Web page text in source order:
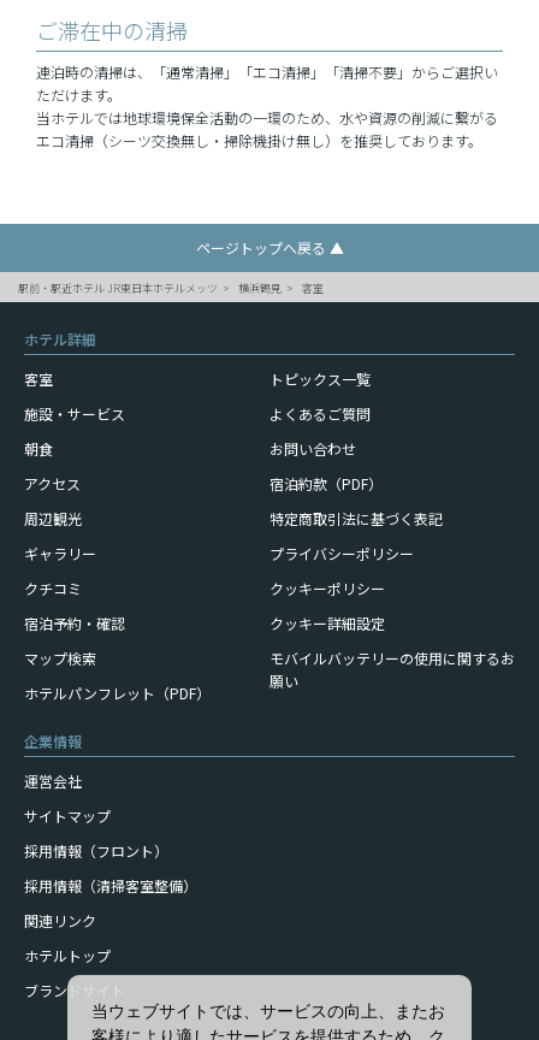
ご滞在中の清掃
連泊時の清掃は、「通常清掃」「エコ清掃」「清掃不要」からご選択い
ただけます。
当ホテルでは地球環境保全活動の一環のため、水や資源の削減に繋がる
エコ清掃（シーツ交換無し・掃除機掛け無し）を推奨しております。
ページトップへ戻る ▲
駅前・駅近ホテル JR東日本ホテルメッツ 横浜鶴見 客室
ホテル詳細
客室
施設・サービス
朝食
アクセス
周辺観光
ギャラリー
クチコミ
宿泊予約・確認
マップ検索
ホテルパンフレット（PDF）
トピックス一覧
よくあるご質問
お問い合わせ
宿泊約款（PDF）
特定商取引法に基づく表記
プライバシーポリシー
クッキーポリシー
クッキー詳細設定
モバイルバッテリーの使用に関するお
願い
企業情報
運営会社
サイトマップ
採用情報（フロント）
採用情報（清掃客室整備）
関連リンク
ホテルトップ
ブランドサイト
当ウェブサイトでは、サービスの向上、またお